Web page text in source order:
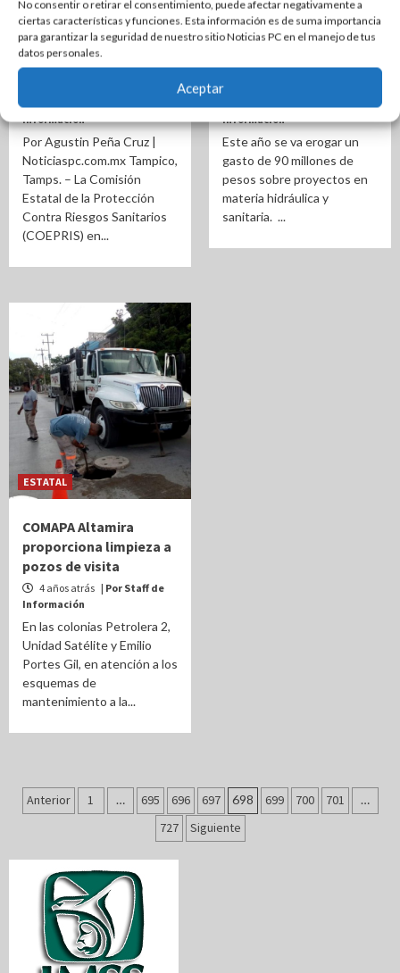
No consentir o retirar el consentimiento, puede afectar negativamente a
ciertas características y funciones. Esta información es de suma importancia
para garantizar la seguridad de nuestro sitio Noticias PC en el manejo de tus
datos personales.
Aceptar
COEPRIS tiene el
registro de dos casos
de ostión contaminado
Información
Por Agustin Peña Cruz |
Noticiaspc.com.mx Tampico,
Tamps. – La Comisión
Estatal de la Protección
Contra Riesgos Sanitarios
(COEPRIS) en...
Se moverá la laguna de
oxidación situada en el
COMAPA Altamira
Información
Este año se va erogar un
gasto de 90 millones de
pesos sobre proyectos en
materia hidráulica y
sanitaria. ...
ESTATAL
COMAPA Altamira
proporciona limpieza a
pozos de visita
4 años atrás | Por Staff de
Información
En las colonias Petrolera 2,
Unidad Satélite y Emilio
Portes Gil, en atención a los
esquemas de
mantenimiento a la...
Paginación
entradas
Anterior 1 … 695 696 697 698 699 700 701 …
727 Siguiente